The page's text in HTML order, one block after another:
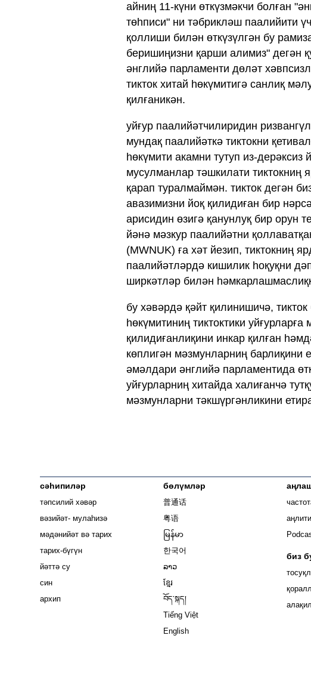
айниң 11-күни өткүзмәкчи болған
төһписи" ни тәбрикләш паалийити
қоллиши билән өткүзүлгән бу
беришиңизни қарши алимиз" дегән
әнглийә парламенти дөләт
тикток хитай һөкүмитигә санлиқ
қилғаникән.
уйғур паалийәтчилиридин
мундақ паалийәткә тиктокни
һөкүмити акамни тутуп из-дерәксиз
мусулманлар тәшкилати тиктокниң
қарап туралмаймән. тикток дегән
авазимизни йоқ қилидиған бир
арисидин өзигә қанунлуқ бир орун
йәнә мәзкур паалийәтни
(MWNUK) ға хәт йезип, тиктокниң
паалийәтләрдә кишилик һоқуқни
ширкәтләр билән
бу хәвәрдә қәйт қилинишичә,
һөкүмитиниң тиктоктики
қилидиғанлиқини инкар қилған
көплигән мәзмунларниң барлиқини
әмәлдари әнглийә парламентида
уйғурларниң хитайда халиғанчә
мәзмунларни тәкшүргәнликини
сәһипиләр
тәпсилий хәвәр
вәзийәт- мулаһизә
мәдәнийәт вә тарих
тарих-бүгүн
йәттә су
син
архип
бөлүмләр
普通话
粤语
မြန်မာ
한국어
ລາວ
ខ្មែរ
བོད་སྐད།
Tiếng Việt
English
биз